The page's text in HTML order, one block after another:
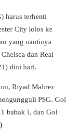
harus terhenti
City lolos ke
yang nantinya
dan Real
dini hari.
Riyad Mahrez
PSG. Gol
babak I, dan Gol